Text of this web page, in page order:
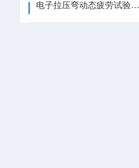
电子拉压弯动态疲劳试验机选购：载荷范围、频率控制与试样类型全解析